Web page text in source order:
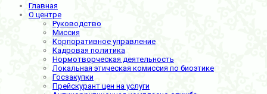
Главная
О центре
Руководство
Миссия
Корпоративное управление
Кадровая политика
Нормотворческая деятельность
Локальная этическая комиссия по биоэтике
Госзакупки
Прейскурант цен на услуги